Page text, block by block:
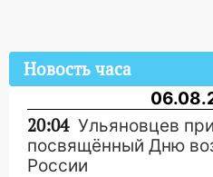
Новость часа
20:04 Ульяновцев
посвящённый Дню
России